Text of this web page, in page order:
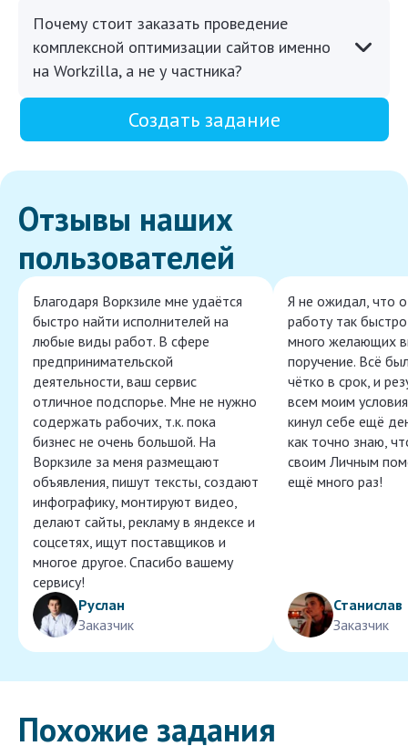
Почему стоит заказать проведение
комплексной оптимизации сайтов именно
на Workzilla, а не у частника?
Создать задание
Отзывы наших
пользователей
Благодаря Воркзиле мне удаётся
быстро найти исполнителей на
любые виды работ. В сфере
предпринимательской
деятельности, ваш сервис
отличное подспорье. Мне не нужно
содержать рабочих, т.к. пока
бизнес не очень большой. На
Воркзиле за меня размещают
объявления, пишут тексты, создают
инфографику, монтируют видео,
делают сайты, рекламу в яндексе и
соцсетях, ищут поставщиков и
многое другое. Спасибо вашему
сервису!
Руслан
Заказчик
Я не ожидал, что
работу так
много желающих
поручение. Всё
чётко в срок, и
всем моим
кинул себе ещё
как точно знаю,
своим Личным
ещё много раз!
Станислав
Заказчик
Похожие задания